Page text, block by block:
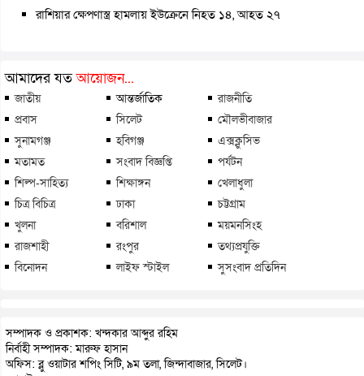
রাশিয়ার ক্ষেপণাস্ত্র হামলায় ইউক্রেনে নিহত ১৪, আহত ২৭
আমাদের যতআয়োজন...
জাতীয় আন্তর্জাতিক
রাজনীতি
প্রবাস
সিলেট
মৌলভীবাজার
সুনামগঞ্জ
হবিগঞ্জ
এক্সক্লুসিভ
মতামত
সংবাদ বিজ্ঞপ্তি
পর্যটন
শিল্প-সাহিত্য
শিক্ষাঙ্গন
খেলাধুলা
চিত্র বিচিত্র
ঢাকা
চট্টগ্রাম
খুলনা
বরিশাল
ময়মনসিংহ
রাজশাহী
রংপুর
তথ্যপ্রযুক্তি
বিনোদন
লাইফ স্টাইল সুসংবাদ প্রতিদিন
সম্পাদক ও প্রকাশক: খন্দকার আব্দুর রহিম
নির্বাহী সম্পাদক: মারুফ হাসান
অফিস: ব্লু ওয়াটার শপিং সিটি, ৯ম তলা, জিন্দাবাজার, সিলেট।